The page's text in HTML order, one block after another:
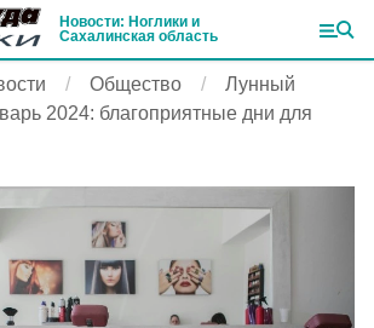
Новости: Ноглики и
Сахалинская область
Общество
Лунный
2024: благоприятные дни для